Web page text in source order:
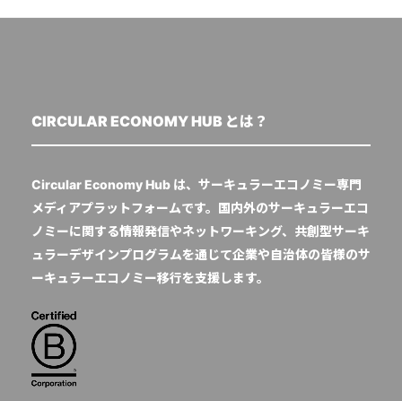
CIRCULAR ECONOMY HUB とは？
Circular Economy Hub は、サーキュラーエコノミー専門
メディアプラットフォームです。国内外のサーキュラーエコ
ノミーに関する情報発信やネットワーキング、共創型サーキ
ュラーデザインプログラムを通じて企業や自治体の皆様のサ
ーキュラーエコノミー移行を支援します。